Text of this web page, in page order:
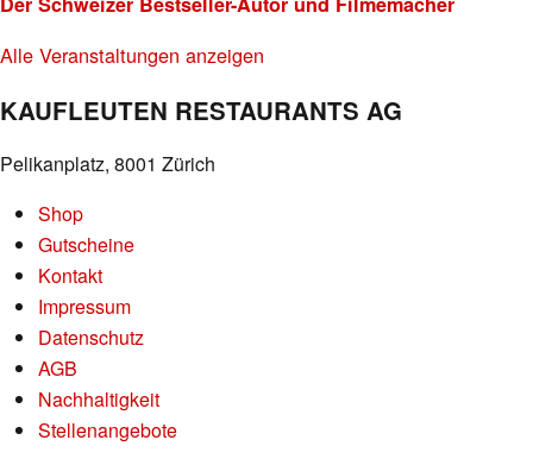
Alle Veranstaltungen anzeigen
KAUFLEUTEN RESTAURANTS AG
Pelikanplatz, 8001 Zürich
Shop
Gutscheine
Kontakt
Impressum
Datenschutz
AGB
Nachhaltigkeit
Stellenangebote